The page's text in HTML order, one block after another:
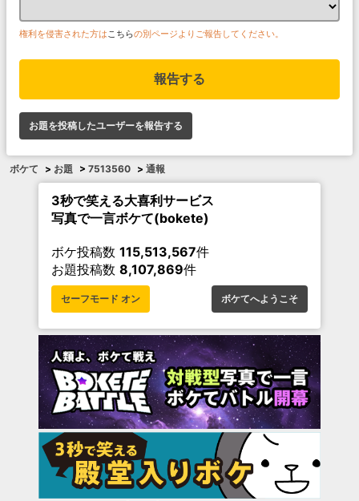
権利を侵害された方はこちらの別ページよりご報告してください。
報告する
お題を投稿したユーザーを報告する
ボケて > お題 > 7513560 > 通報
3秒で笑える大喜利サービス
写真で一言ボケて(bokete)
ボケ投稿数 115,513,567件
お題投稿数 8,107,869件
セーフモード オン ボケてへようこそ